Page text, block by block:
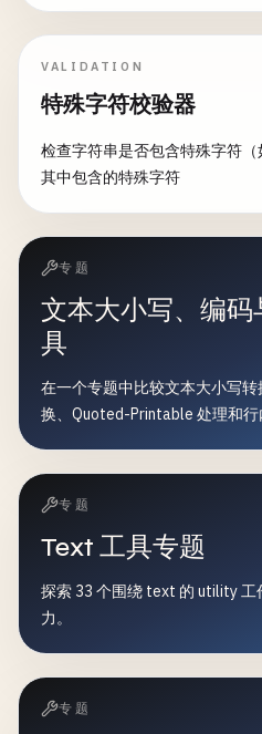
VALIDATION
特殊字符校验器
检查字符串是否包含特殊字符
其中包含的特殊字符
专题
文本大小写、编
具
在一个专题中比较文本大小写
换、Quoted-Printable 处理和行
专题
Text 工具专题
探索 33 个围绕 text 的 utility
力。
专题